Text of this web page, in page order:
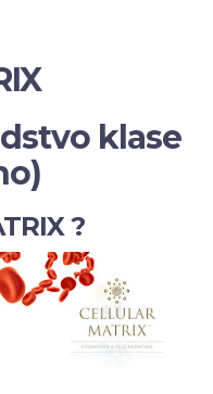
klase
?